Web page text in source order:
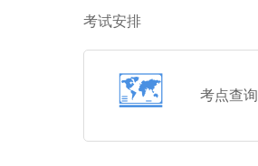
考试安排
考点查询